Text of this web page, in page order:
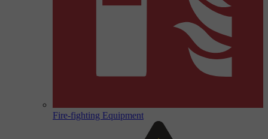
Fire-fighting Equipment